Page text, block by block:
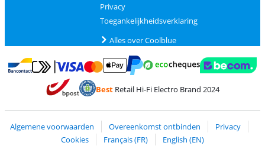
Privacy
Toegankelijkheidsverklaring
Alles over Coolblue
Betalen met Bancontact
Betalen met MasterCard en Visa via ClickToPay
BestRetail Hi-Fi Electro Brand 2024
Algemene voorwaarden Overeenkomst ontbinden
Privacy
Cookies
Français (FR)
English (EN)